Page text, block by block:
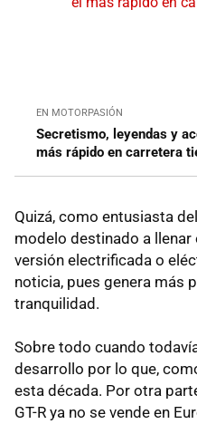
EN MOTORPASIÓN
Secretismo, leyendas y
más rápido en carretera
Quizá, como entusiasta
modelo destinado a llenar
versión electrificada o
noticia, pues genera más
tranquilidad.
Sobre todo cuando
desarrollo por lo que,
esta década. Por otra
GT-R ya no se vende en